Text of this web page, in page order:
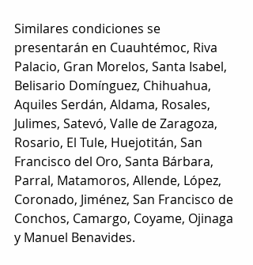
Similares condiciones se
presentarán en Cuauhtémoc, Riva
Palacio, Gran Morelos, Santa Isabel,
Belisario Domínguez, Chihuahua,
Aquiles Serdán, Aldama, Rosales,
Julimes, Satevó, Valle de Zaragoza,
Rosario, El Tule, Huejotitán, San
Francisco del Oro, Santa Bárbara,
Parral, Matamoros, Allende, López,
Coronado, Jiménez, San Francisco de
Conchos, Camargo, Coyame, Ojinaga
y Manuel Benavides.